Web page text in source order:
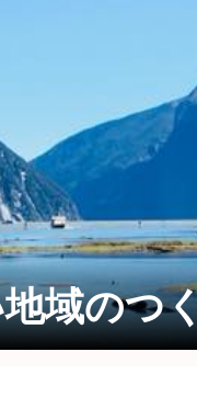
域のつ